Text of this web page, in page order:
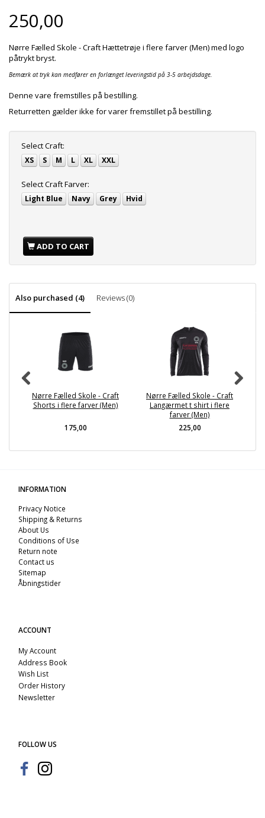
250,00
Nørre Fælled Skole - Craft Hættetrøje i flere farver (Men) med logo
påtrykt bryst.
Bemærk at tryk kan medfører en forlænget leveringstid på 3-5 arbejdsdage.
Denne vare fremstilles på bestilling.
Returretten gælder ikke for varer fremstillet på bestilling.
SelectCraft:
XS S M L XL XXL
SelectCraft Farver:
Light Blue Navy Grey Hvid
ADD TO CART
Also purchased (4) Reviews (0)
Nørre Fælled Skole - Craft
Shorts i flere farver (Men)
175,00
Nørre Fælled Skole - Craft
Langærmet t shirt i flere
farver (Men)
225,00
INFORMATION
Privacy Notice
Shipping & Returns
About Us
Conditions of Use
Return note
Contact us
Sitemap
Åbningstider
ACCOUNT
My Account
Address Book
Wish List
Order History
Newsletter
FOLLOW US